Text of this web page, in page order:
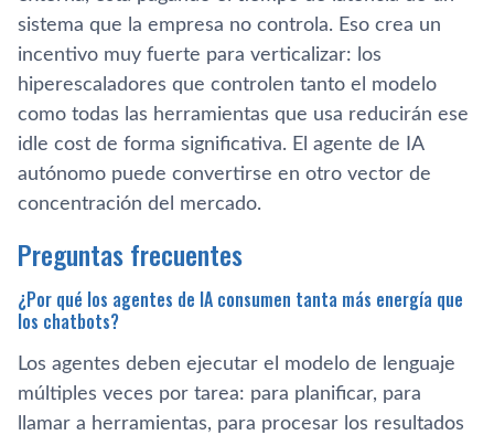
sistema que la empresa no controla. Eso crea un
incentivo muy fuerte para verticalizar: los
hiperescaladores que controlen tanto el modelo
como todas las herramientas que usa reducirán ese
idle cost de forma significativa. El agente de IA
autónomo puede convertirse en otro vector de
concentración del mercado.
Preguntas frecuentes
¿Por qué los agentes de IA consumen tanta más energía que
los chatbots?
Los agentes deben ejecutar el modelo de lenguaje
múltiples veces por tarea: para planificar, para
llamar a herramientas, para procesar los resultados